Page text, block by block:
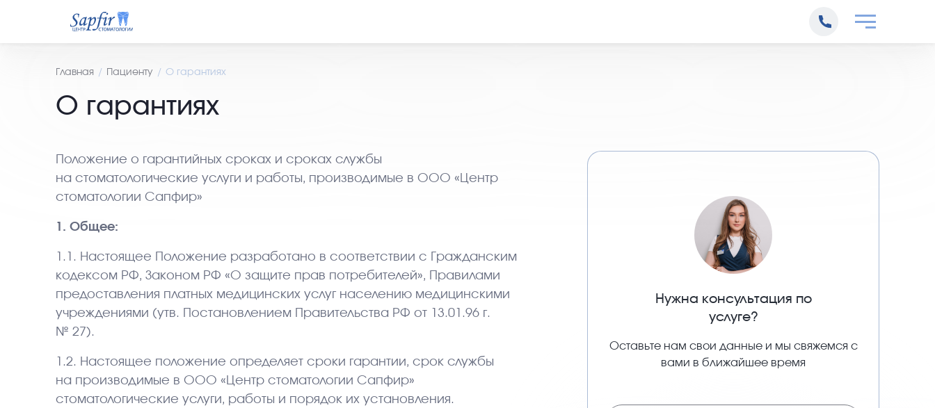
Главная Пациенту О гарантиях
О гарантиях
Положение о гарантийных сроках и сроках службы
на стоматологические услуги и работы, производимые в ООО «Центр
стоматологии Сапфир»
1. Общее:
1.1. Настоящее Положение разработано в соответствии с Гражданским
кодексом РФ, Законом РФ «О защите прав потребителей», Правилами
предоставления платных медицинских услуг населению медицинскими
учреждениями (утв. Постановлением Правительства РФ от 13.01.96 г.
№ 27).
1.2. Настоящее положение определяет сроки гарантии, срок службы
на производимые в ООО «Центр стоматологии Сапфир»
стоматологические услуги, работы и порядок их установления.
Нужна консультация по
услуге?
Оставьте нам свои данные и мы свяжемся с
вами в ближайшее время